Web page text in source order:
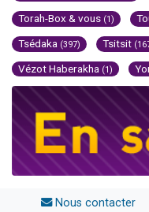
Torah-Box & vous (1)
Tsédaka (397) Tsitsit
Vézot Haberakha (1)
Nous contacter